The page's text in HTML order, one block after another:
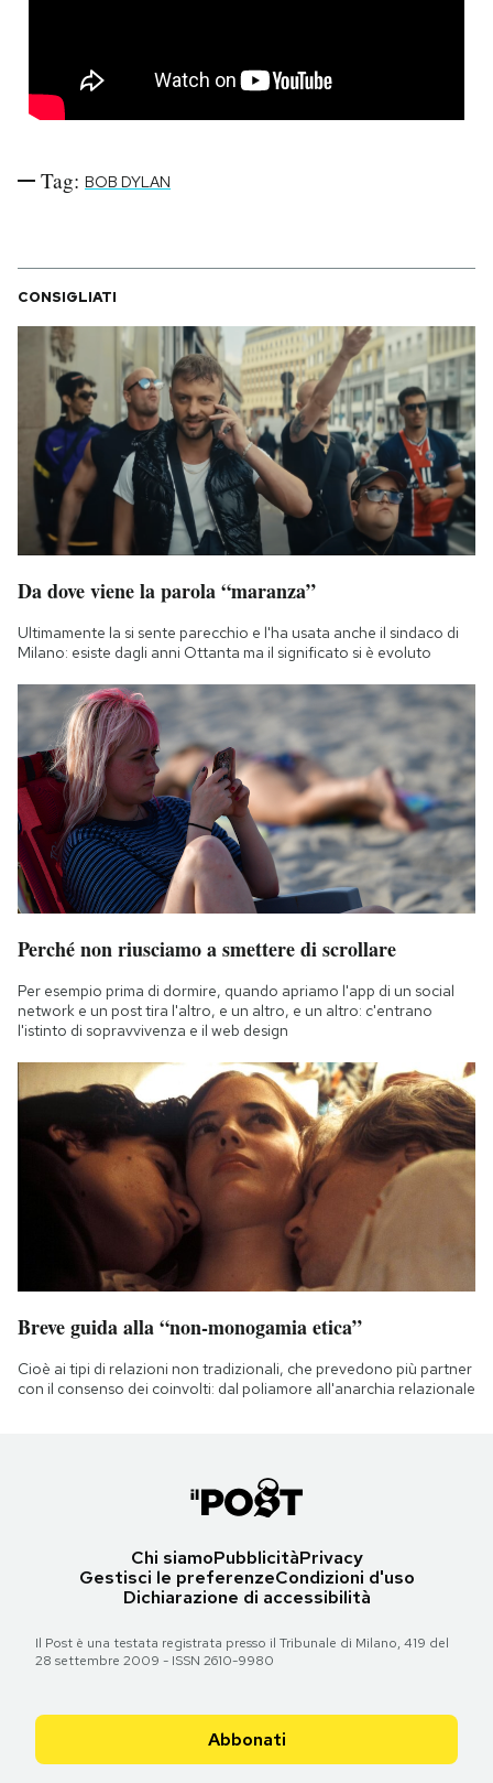
Tag: BOB DYLAN
CONSIGLIATI
Da dove viene la parola “maranza”
Ultimamente la si sente parecchio e l'ha usata anche il sindaco di
Milano: esiste dagli anni Ottanta ma il significato si è evoluto
Perché non riusciamo a smettere di scrollare
Per esempio prima di dormire, quando apriamo l'app di un social
network e un post tira l'altro, e un altro, e un altro: c'entrano
l'istinto di sopravvivenza e il web design
Breve guida alla “non-monogamia etica”
Cioè ai tipi di relazioni non tradizionali, che prevedono più partner
con il consenso dei coinvolti: dal poliamore all'anarchia relazionale
Chi siamoPubblicitàPrivacy
Gestisci le preferenzeCondizioni d'uso
Dichiarazione di accessibilità
Il Post è una testata registrata presso il Tribunale di Milano, 419 del
28 settembre 2009 - ISSN 2610-9980
Abbonati